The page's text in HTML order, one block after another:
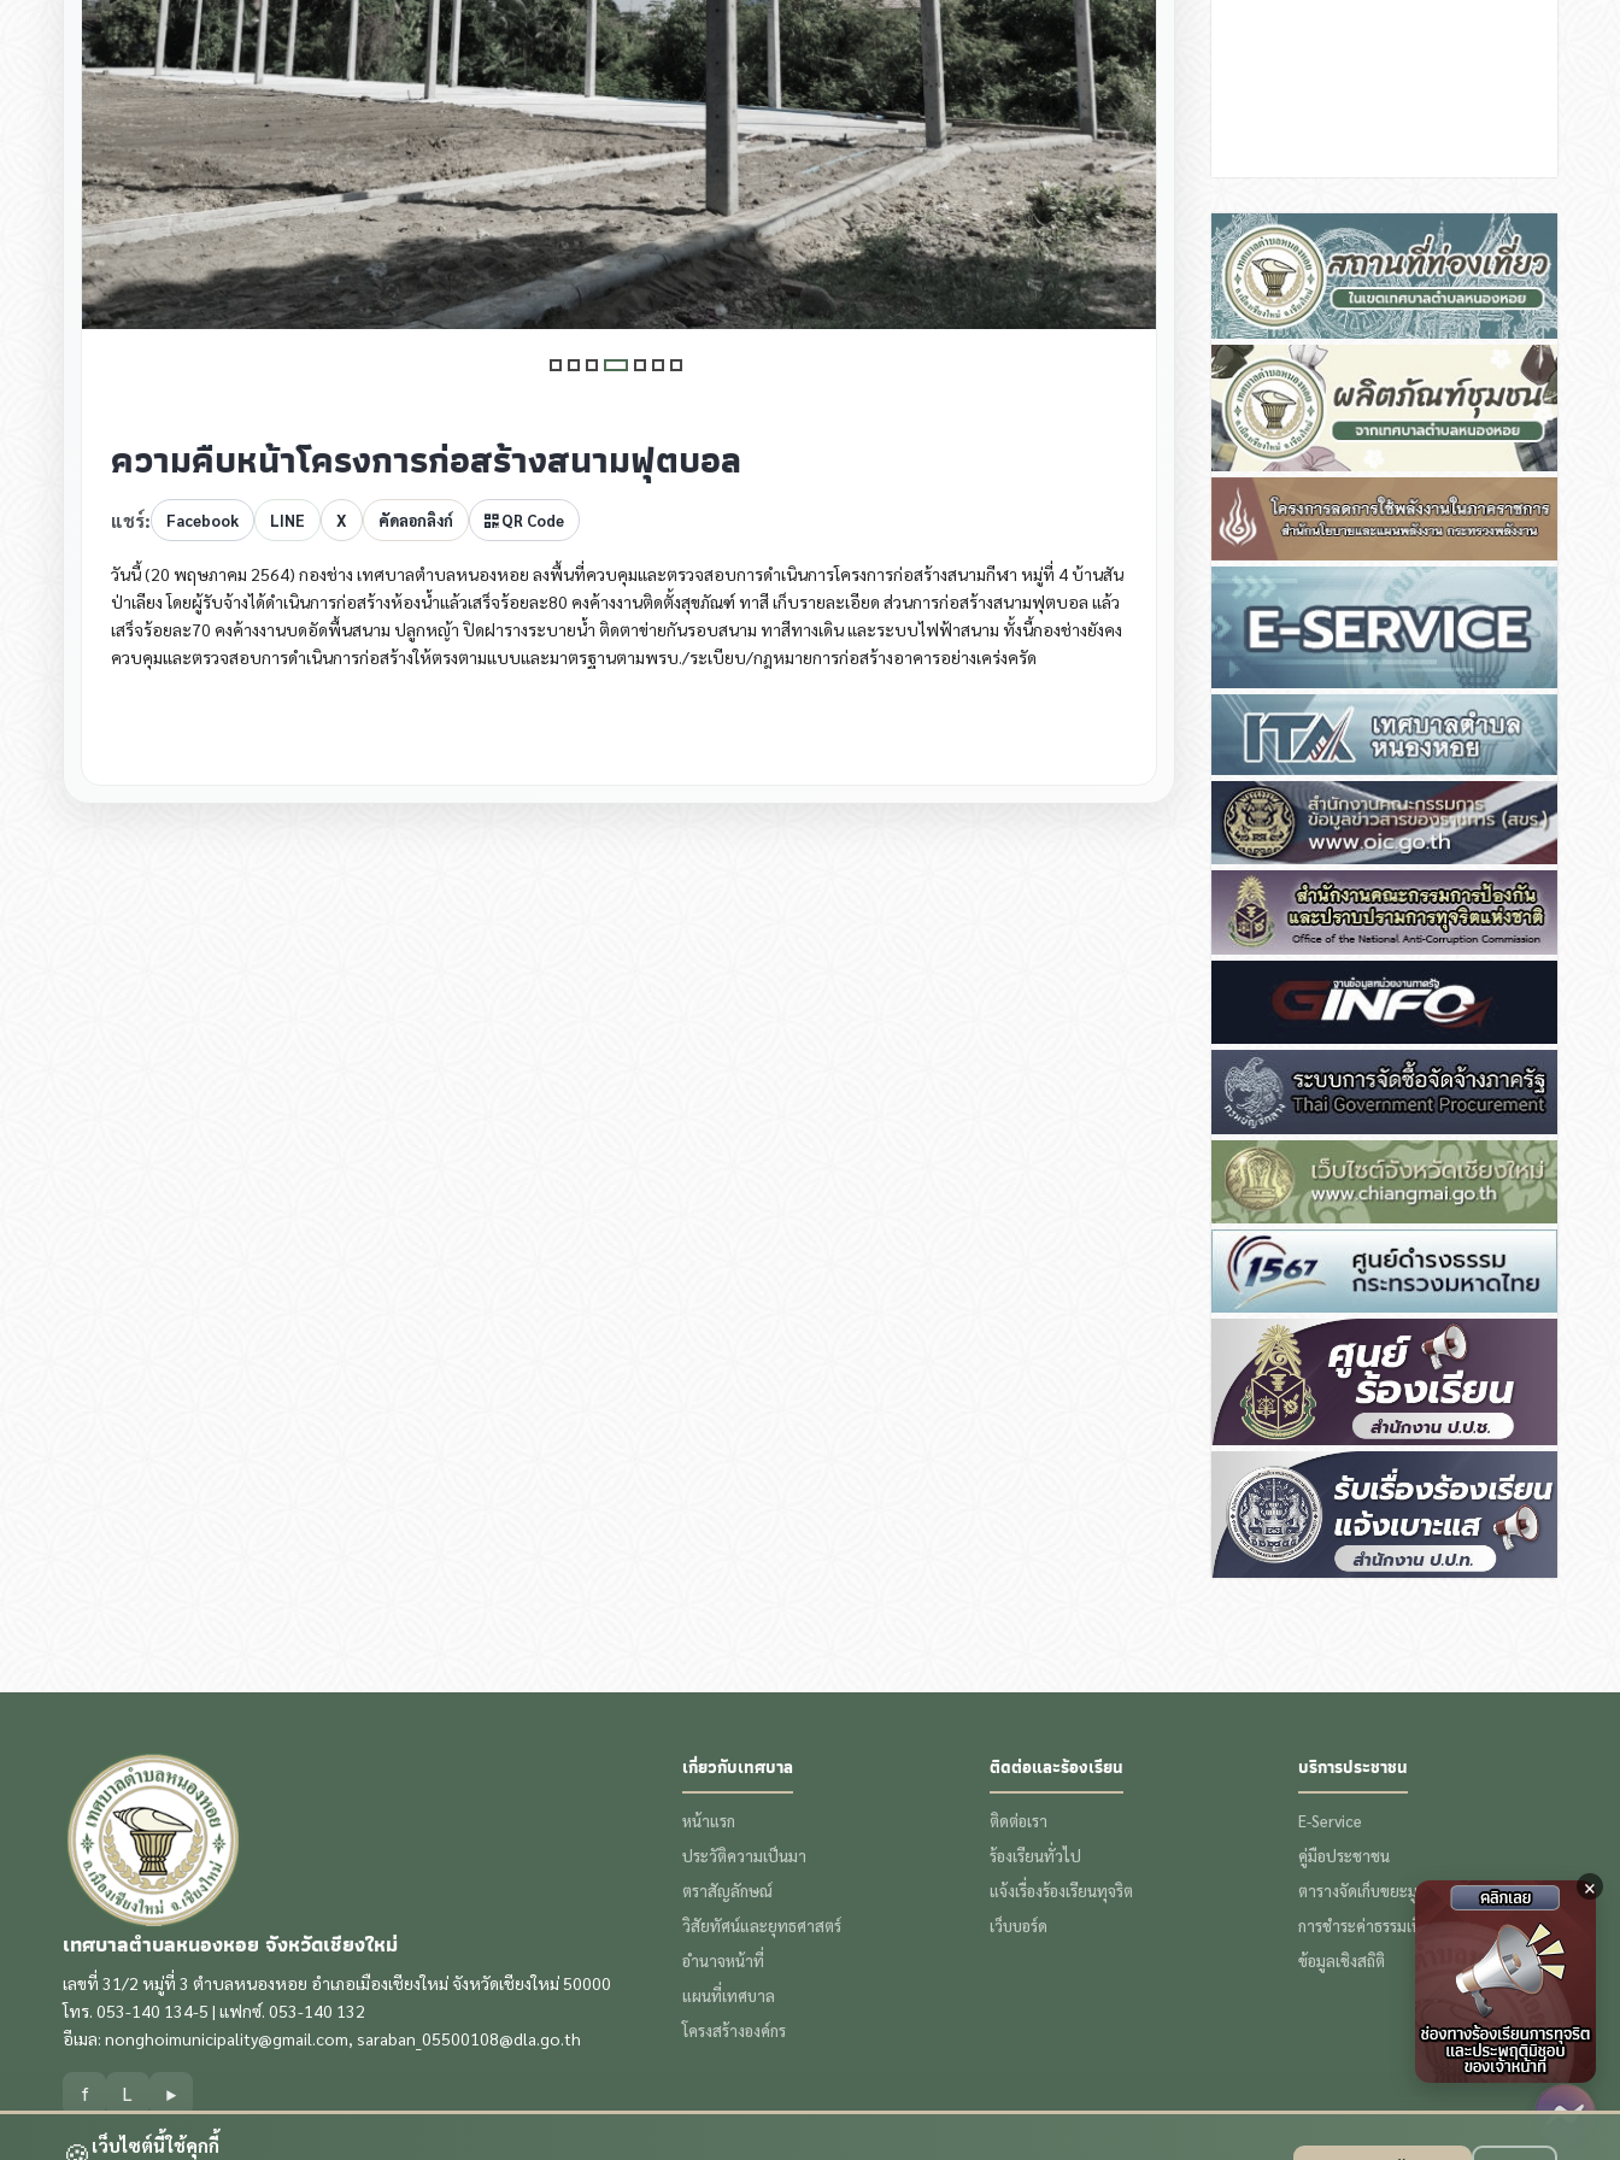
เว็บไซต์นี้ใช้คุกกี้
ความคืบหน้าโครงการก่อสร้างสนามฟุตบอล
แชร์: Facebook LINE X คัดลอกลิงก์ QR Code
วันนี้ (20 พฤษภาคม 2564) กองช่าง เทศบาลตำบลหนองหอย ลงพื้นที่ควบคุมและตรวจสอบการดำเนินการโครงการก่อสร้างสนามกีฬา หมู่ที่ 4 บ้านสัน
ป่าเลียง โดยผู้รับจ้างได้ดำเนินการก่อสร้างห้องน้ำแล้วเสร็จร้อยละ80 คงค้างงานติดตั้งสุขภัณฑ์ ทาสี เก็บรายละเอียด ส่วนการก่อสร้างสนามฟุตบอล แล้ว
เสร็จร้อยละ70 คงค้างงานบดอัดพื้นสนาม ปลูกหญ้า ปิดฝารางระบายน้ำ ติดตาข่ายกันรอบสนาม ทาสีทางเดิน และระบบไฟฟ้าสนาม ทั้งนี้กองช่างยังคง
ควบคุมและตรวจสอบการดำเนินการก่อสร้างให้ตรงตามแบบและมาตรฐานตามพรบ./ระเบียบ/กฎหมายการก่อสร้างอาคารอย่างเคร่งครัด
เทศบาลตำบลหนองหอย จังหวัดเชียงใหม่
เลขที่ 31/2 หมู่ที่ 3 ตำบลหนองหอย อำเภอเมืองเชียงใหม่ จังหวัดเชียงใหม่ 50000
โทร. 053-140 134-5 | แฟกซ์. 053-140 132
อีเมล: nonghoimunicipality@gmail.com saraban_05500108@dla.go.th
f L ▶
เกี่ยวกับเทศบาล
หน้าแรก
ประวัติความเป็นมา
ตราสัญลักษณ์
วิสัยทัศน์และยุทธศาสตร์
อำนาจหน้าที่
แผนที่เทศบาล
โครงสร้างองค์กร
ติดต่อและร้องเรียน
ติดต่อเรา
ร้องเรียนทั่วไป
แจ้งเรื่องร้องเรียนทุจริต
เว็บบอร์ด
บริการประชาชน
E-Service
คู่มือประชาชน
ตารางจัดเก็บขยะมูลฝอย
การชำระค่าธรรมเนียมขยะ
ข้อมูลเชิงสถิติ
×